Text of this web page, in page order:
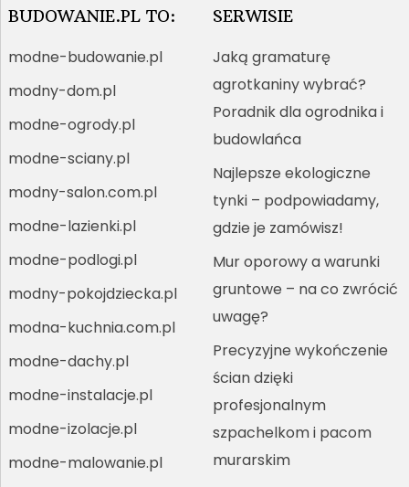
BUDOWANIE.PL TO:
modne-budowanie.pl
modny-dom.pl
modne-ogrody.pl
modne-sciany.pl
modny-salon.com.pl
modne-lazienki.pl
modne-podlogi.pl
modny-pokojdziecka.pl
modna-kuchnia.com.pl
modne-dachy.pl
modne-instalacje.pl
modne-izolacje.pl
modne-malowanie.pl
SERWISIE
Jaką gramaturę
agrotkaniny wybrać?
Poradnik dla ogrodnika i
budowlańca
Najlepsze ekologiczne
tynki – podpowiadamy,
gdzie je zamówisz!
Mur oporowy a warunki
gruntowe – na co zwrócić
uwagę?
Precyzyjne wykończenie
ścian dzięki
profesjonalnym
szpachelkom i pacom
murarskim